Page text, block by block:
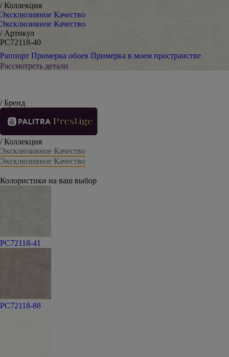
/ Коллекция
Эксклюзивное Качество
Эксклюзивное Качество
/ Артикул
PC72118-40
Раппорт Примерка обоев Примерка в моем пространстве
Рассмотреть детали
/ Бренд
/ Коллекция
Эксклюзивное Качество
Эксклюзивное Качество
Колористики на ваш выбор
PC72118-41
PC72118-88